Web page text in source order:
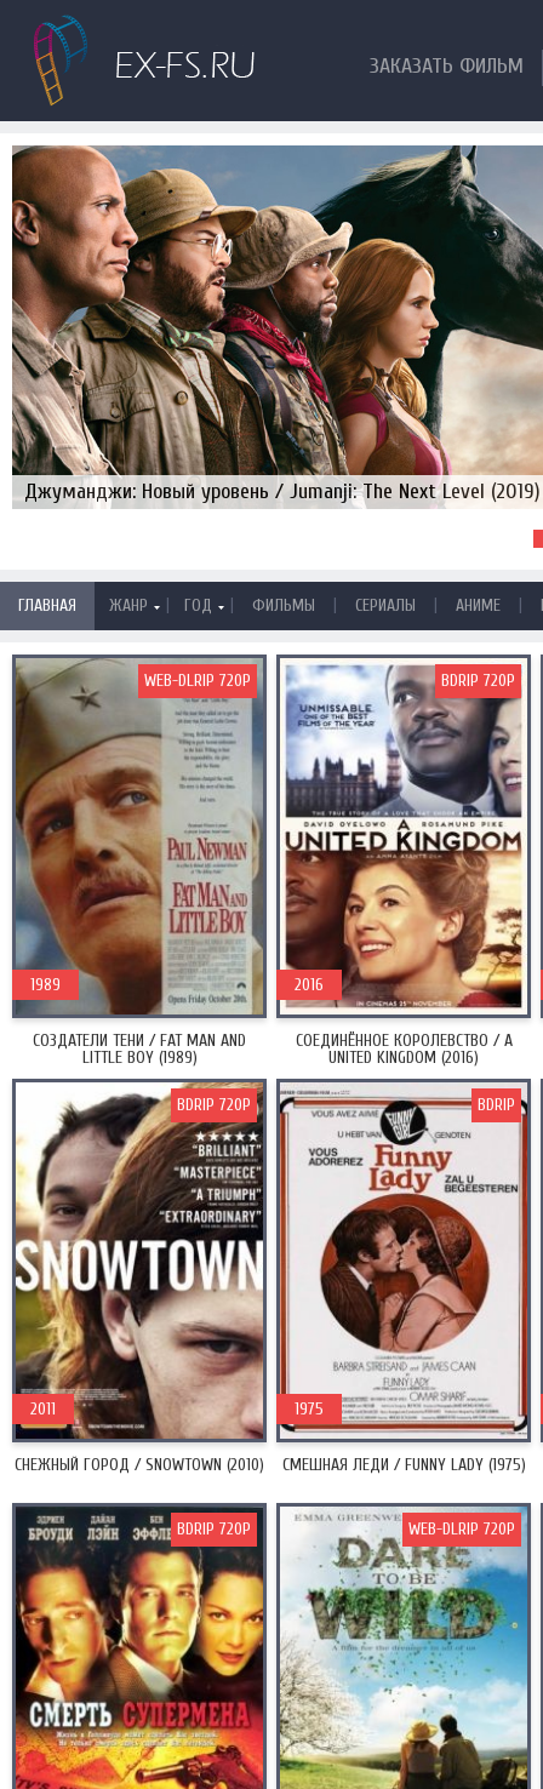
ЗАКАЗАТЬ ФИЛЬМ
Джуманджи: Новый уровень / Jumanji: The Next Level (2019)
ГЛАВНАЯ ЖАНР | ГОД | ФИЛЬМЫ | СЕРИАЛЫ | АНИМЕ |
СОЗДАТЕЛИ ТЕНИ / FAT MAN AND
LITTLE BOY (1989)
1989
WEB-DLRIP 720P
СОЕДИНЁННОЕ КОРОЛЕВСТВО / A
UNITED KINGDOM (2016)
2016
BDRIP 720P
СНЕЖНЫЙ ГОРОД / SNOWTOWN (2010)
2011
BDRIP 720P
СМЕШНАЯ ЛЕДИ / FUNNY LADY (1975)
1975
BDRIP
BDRIP 720P WEB-DLRIP 720P